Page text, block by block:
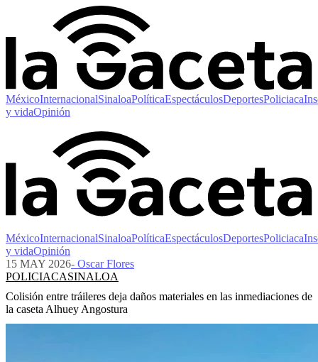
MéxicoInternacionalSinaloaPolíticaEspectáculosDeportesPoliciaca
y vidaOpinión
MéxicoInternacionalSinaloaPolíticaEspectáculosDeportesPoliciaca
y vidaOpinión
15 MAY 2026- Oscar Flores
POLICIACASINALOA
Colisión entre tráileres deja daños materiales en las inmediaciones de
la caseta Alhuey Angostura